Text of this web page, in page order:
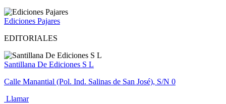
Ediciones Pajares
EDITORIALES
Santillana De Ediciones S L
Calle Manantial (Pol. Ind. Salinas de San José), S/N 0
Llamar